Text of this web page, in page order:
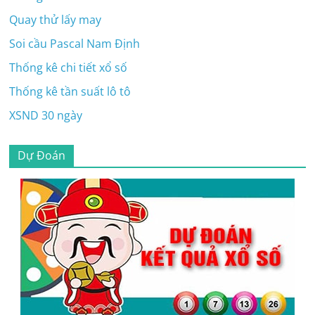
Quay thử lấy may
Soi cầu Pascal Nam Định
Thống kê chi tiết xổ số
Thống kê tần suất lô tô
XSND 30 ngày
Dự Đoán